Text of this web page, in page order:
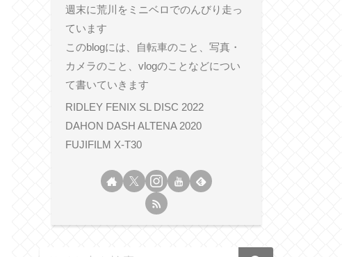
週末に荒川をミニベロでのんびり走っ
ています
このblogには、自転車のこと、写真・
カメラのこと、vlogのことなどについ
て書いていきます
RIDLEY FENIX SL DISC 2022
DAHON DASH ALTENA 2020
FUJIFILM X-T30